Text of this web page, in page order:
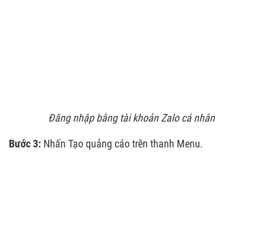
Đăng nhập bằng tài khoản Zalo cá nhân
Bước 3: Nhấn Tạo quảng cáo trên thanh Menu.